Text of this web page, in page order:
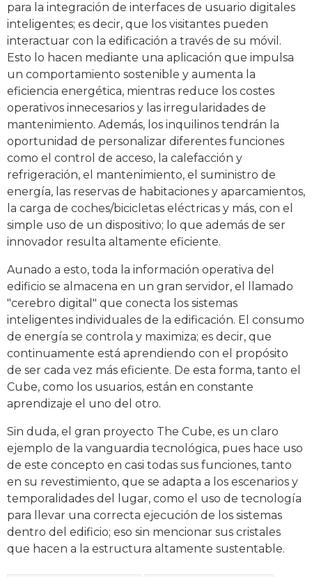
para la integración de interfaces de usuario digitales
inteligentes; es decir, que los visitantes pueden
interactuar con la edificación a través de su móvil.
Esto lo hacen mediante una aplicación que impulsa
un comportamiento sostenible y aumenta la
eficiencia energética, mientras reduce los costes
operativos innecesarios y las irregularidades de
mantenimiento. Además, los inquilinos tendrán la
oportunidad de personalizar diferentes funciones
como el control de acceso, la calefacción y
refrigeración, el mantenimiento, el suministro de
energía, las reservas de habitaciones y aparcamientos,
la carga de coches/bicicletas eléctricas y más, con el
simple uso de un dispositivo; lo que además de ser
innovador resulta altamente eficiente.
Aunado a esto, toda la información operativa del
edificio se almacena en un gran servidor, el llamado
"cerebro digital" que conecta los sistemas
inteligentes individuales de la edificación. El consumo
de energía se controla y maximiza; es decir, que
continuamente está aprendiendo con el propósito
de ser cada vez más eficiente. De esta forma, tanto el
Cube, como los usuarios, están en constante
aprendizaje el uno del otro.
Sin duda, el gran proyecto The Cube, es un claro
ejemplo de la vanguardia tecnológica, pues hace uso
de este concepto en casi todas sus funciones, tanto
en su revestimiento, que se adapta a los escenarios y
temporalidades del lugar, como el uso de tecnología
para llevar una correcta ejecución de los sistemas
dentro del edificio; eso sin mencionar sus cristales
que hacen a la estructura altamente sustentable.